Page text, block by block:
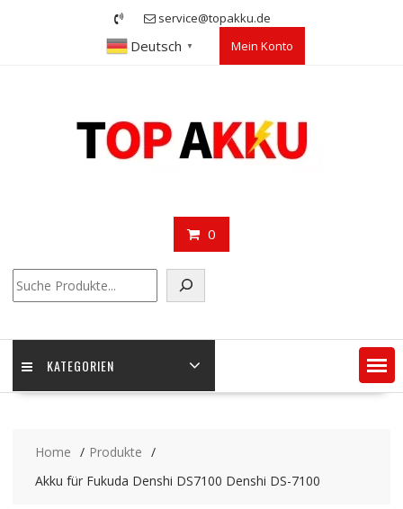
service@topakku.de
Deutsch ▼ Mein Konto
0
KATEGORIEN
Home
Produkte
Akku für Fukuda Denshi DS7100 Denshi DS-7100